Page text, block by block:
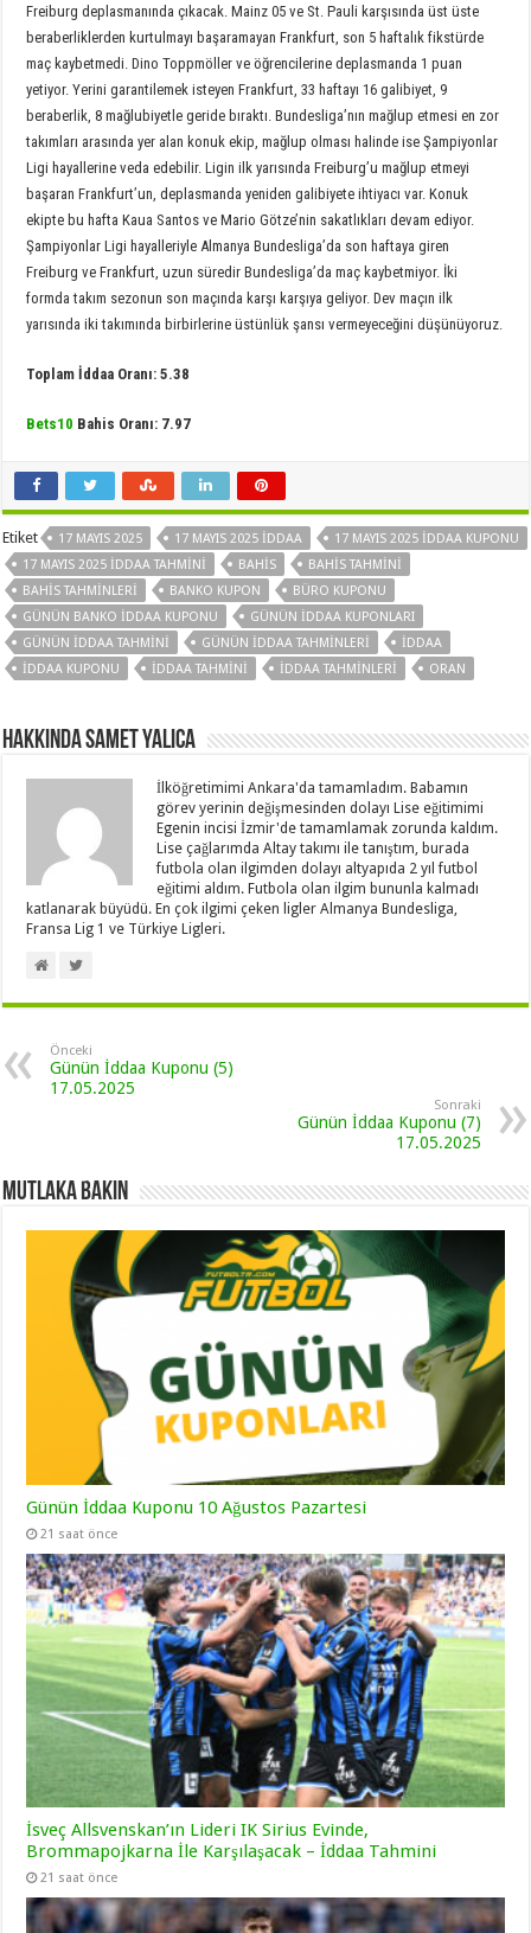
Freiburg deplasmanında çıkacak. Mainz 05 ve St. Pauli karşısında üst üste
beraberliklerden kurtulmayı başaramayan Frankfurt, son 5 haftalık fikstürde
maç kaybetmedi. Dino Toppmöller ve öğrencilerine deplasmanda 1 puan
yetiyor. Yerini garantilemek isteyen Frankfurt, 33 haftayı 16 galibiyet, 9
beraberlik, 8 mağlubiyetle geride bıraktı. Bundesliga’nın mağlup etmesi en zor
takımları arasında yer alan konuk ekip, mağlup olması halinde ise Şampiyonlar
Ligi hayallerine veda edebilir. Ligin ilk yarısında Freiburg’u mağlup etmeyi
başaran Frankfurt’un, deplasmanda yeniden galibiyete ihtiyacı var. Konuk
ekipte bu hafta Kaua Santos ve Mario Götze’nin sakatlıkları devam ediyor.
Şampiyonlar Ligi hayalleriyle Almanya Bundesliga’da son haftaya giren
Freiburg ve Frankfurt, uzun süredir Bundesliga’da maç kaybetmiyor. İki
formda takım sezonun son maçında karşı karşıya geliyor. Dev maçın ilk
yarısında iki takımında birbirlerine üstünlük şansı vermeyeceğini düşünüyoruz.
Toplam İddaa Oranı: 5.38
Bets10 Bahis Oranı: 7.97
Etiket 17 MAYIS 2025 17 MAYIS 2025 İDDAA
17 MAYIS 2025 IDDAA KUPONU
17 MAYIS 2025 İDDAA TAHMINI
BAHIS
BAHIS TAHMINI
BAHIS TAHMINLERI
BANKO KUPON
BÜRO KUPONU
GÜNÜN BANKO IDDAA KUPONU
GÜNÜN IDDAA KUPONLARI
GÜNÜN IDDAA TAHMINI
GÜNÜN IDDAA TAHMINLERI
IDDAA
IDDAA KUPONU
IDDAA TAHMINI IDDAA TAHMINLERI ORAN
Hakkında Samet Yalica
İlköğretimimi Ankara'da tamamladım. Babamın
görev yerinin değişmesinden dolayı Lise eğitimimi
Egenin incisi İzmir'de tamamlamak zorunda kaldım.
Lise çağlarımda Altay takımı ile tanıştım, burada
futbola olan ilgimden dolayı altyapıda 2 yıl futbol
eğitimi aldım. Futbola olan ilgim bununla kalmadı
katlanarak büyüdü. En çok ilgimi çeken ligler Almanya Bundesliga,
Fransa Lig 1 ve Türkiye Ligleri.
Önceki
Günün İddaa Kuponu (5)
17.05.2025
Sonraki
Günün İddaa Kuponu (7)
17.05.2025
Mutlaka Bakın
Günün İddaa Kuponu 10 Ağustos Pazartesi
21 saat önce
İsveç Allsvenskan’ın Lideri IK Sirius Evinde,
Brommapojkarna İle Karşılaşacak – İddaa Tahmini
21 saat önce